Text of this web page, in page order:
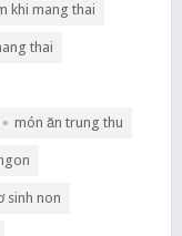
khi mang thai
thai
món ăn trung thu
sinh non